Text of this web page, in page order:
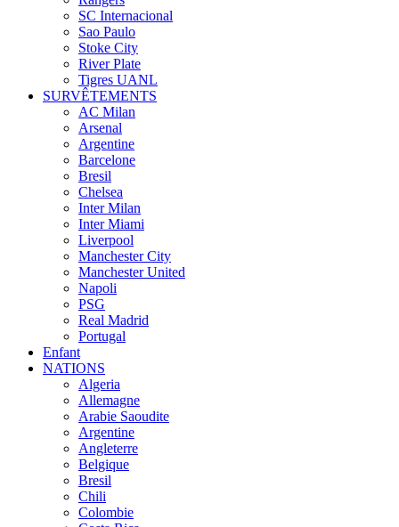
SC Internacional
Sao Paulo
Stoke City
River Plate
Tigres UANL
SURVÊTEMENTS
AC Milan
Arsenal
Argentine
Barcelone
Bresil
Chelsea
Inter Milan
Inter Miami
Liverpool
Manchester City
Manchester United
Napoli
PSG
Real Madrid
Portugal
Enfant
NATIONS
Algeria
Allemagne
Arabie Saoudite
Argentine
Angleterre
Belgique
Bresil
Chili
Colombie